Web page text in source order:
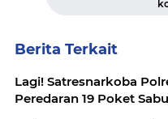
Berita Terkait
Lagi! Satresnarkoba
Peredaran 19 Poket